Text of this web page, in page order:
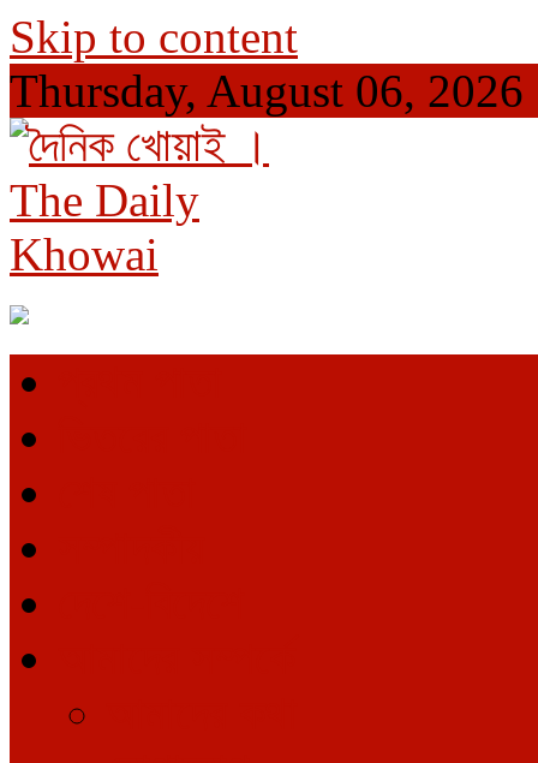
Skip to content
Thursday, August 06, 2026
দৈনিক খোয়াই । The Daily Khowai
Official Newspaper